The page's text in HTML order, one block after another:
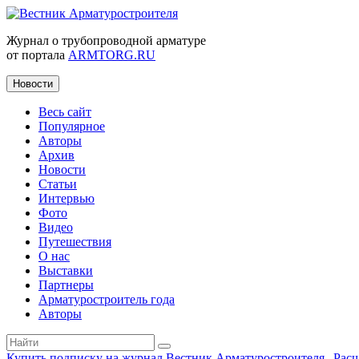
Журнал о трубопроводной арматуре
от портала ARMTORG.RU
Новости
Весь сайт
Популярное
Авторы
Архив
Новости
Статьи
Интервью
Фото
Видео
Путешествия
О нас
Выставки
Партнеры
Арматуростроитель года
Авторы